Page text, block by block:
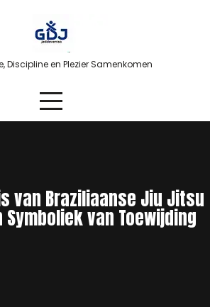
Discipline en Plezier Samenkomen
van Braziliaanse Jiu Jitsu
Symboliek van Toewijding